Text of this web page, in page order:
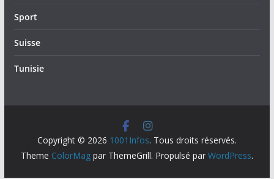
Sport
Suisse
Tunisie
Copyright © 2026 1001Infos. Tous droits réservés.
Theme ColorMagpar ThemeGrill. Propulsé par WordPress.